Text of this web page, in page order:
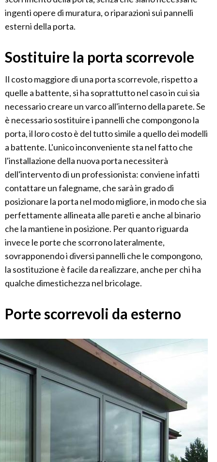
ingenti opere di muratura, o riparazioni sui pannelli
esterni della porta.
Sostituire la porta scorrevole
Il costo maggiore di una porta scorrevole, rispetto a
quelle a battente, si ha soprattutto nel caso in cui sia
necessario creare un varco all'interno della parete. Se
è necessario sostituire i pannelli che compongono la
porta, il loro costo è del tutto simile a quello dei modelli
a battente. L'unico inconveniente sta nel fatto che
l'installazione della nuova porta necessiterà
dell'intervento di un professionista: conviene infatti
contattare un falegname, che sarà in grado di
posizionare la porta nel modo migliore, in modo che sia
perfettamente allineata alle pareti e anche al binario
che la mantiene in posizione. Per quanto riguarda
invece le porte che scorrono lateralmente,
sovrapponendo i diversi pannelli che le compongono,
la sostituzione è facile da realizzare, anche per chi ha
qualche dimestichezza nel bricolage.
Porte scorrevoli da esterno